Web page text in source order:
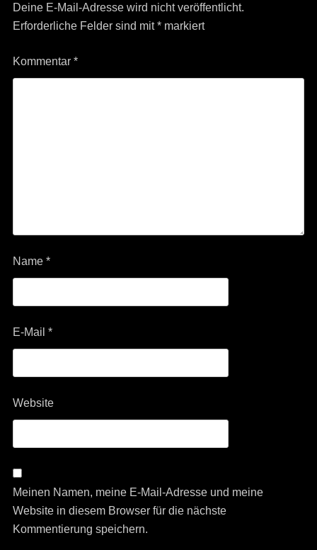
Deine E-Mail-Adresse wird nicht veröffentlicht.
Erforderliche Felder sind mit*markiert
Kommentar *
Name *
E-Mail *
Website
Meinen Namen, meine E-Mail-Adresse und meine
Website in diesem Browser für die nächste
Kommentierung speichern.